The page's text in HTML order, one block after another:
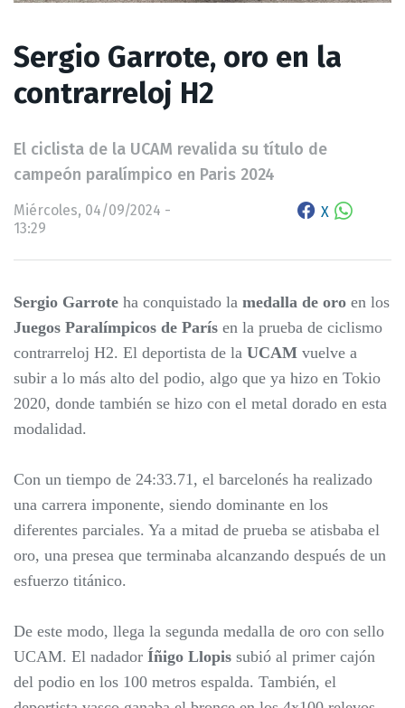
Sergio Garrote, oro en la
contrarreloj H2
El ciclista de la UCAM revalida su título de
campeón paralímpico en Paris 2024
Miércoles, 04/09/2024 -
13:29
X
Sergio Garrote ha conquistado la medalla de oro en los
Juegos Paralímpicos de París en la prueba de ciclismo
contrarreloj H2. El deportista de la UCAM vuelve a
subir a lo más alto del podio, algo que ya hizo en Tokio
2020, donde también se hizo con el metal dorado en esta
modalidad.
Con un tiempo de 24:33.71, el barcelonés ha realizado
una carrera imponente, siendo dominante en los
diferentes parciales. Ya a mitad de prueba se atisbaba el
oro, una presea que terminaba alcanzando después de un
esfuerzo titánico.
De este modo, llega la segunda medalla de oro con sello
UCAM. El nadador Íñigo Llopis subió al primer cajón
del podio en los 100 metros espalda. También, el